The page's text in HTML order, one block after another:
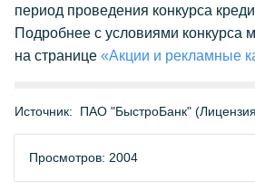
период проведения конкурса
Подробнее с условиями конкурса
на странице «Акции и рекламные
Источник: ПАО "БыстроБанк"
Просмотров: 2004